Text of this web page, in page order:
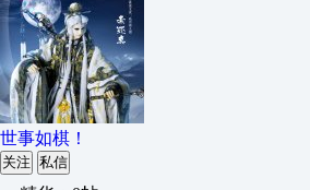
世事如棋！
关注 私信